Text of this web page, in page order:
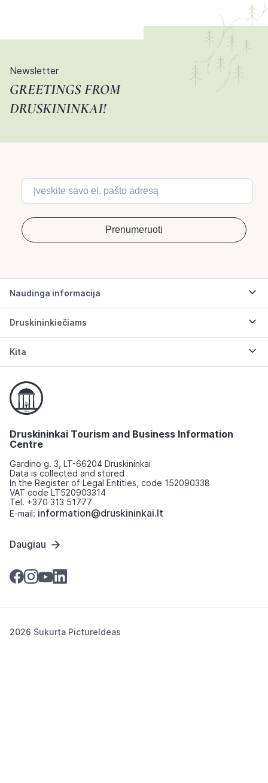
Newsletter
GREETINGS FROM
DRUSKININKAI!
Naudinga informacija
Druskininkiečiams
Kita
Druskininkai Tourism and Business Information
Centre
Gardino g. 3, LT-66204 Druskininkai
Data is collected and stored
In the Register of Legal Entities, code 152090338
VAT code LT520903314
Tel. +370 313 51777
E-mail: information@druskininkai.lt
Daugiau
2026 Sukurta PictureIdeas